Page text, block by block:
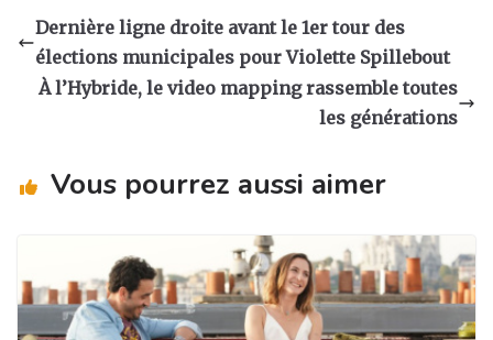
a
g
ra
e
b
o
e
dI
n
g
er
Dernière ligne droite avant le 1er tour des
élections municipales pour Violette Spillebout
À l’Hybride, le video mapping rassemble toutes
les générations
Vous pourrez aussi aimer